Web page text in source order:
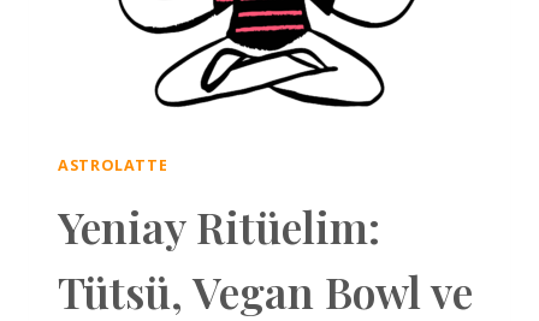
ASTROLATTE
Yeniay Ritüelim:
Tütsü, Vegan Bowl ve